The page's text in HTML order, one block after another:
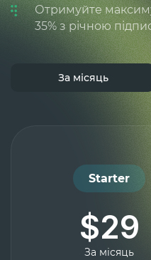
Отримуйте
35% з річною
За місяць
Starter
$29
За місяць